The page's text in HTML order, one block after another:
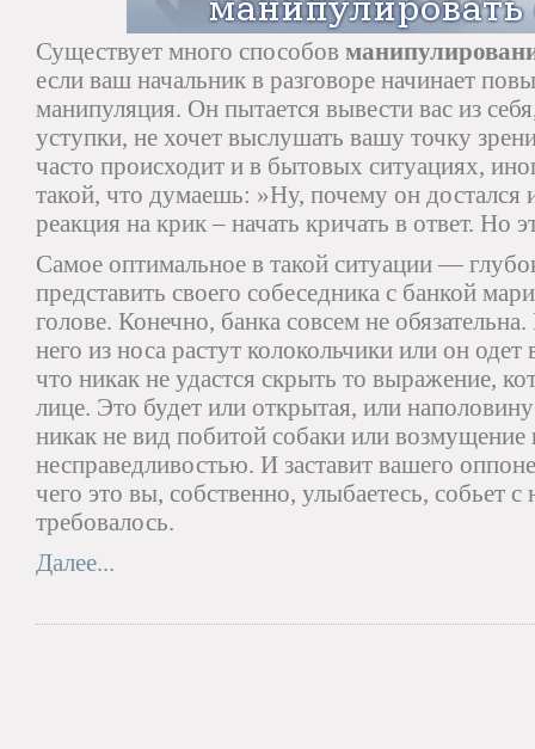
Существует много способов
если ваш начальник в разговоре начинает
манипуляция. Он пытается вывести вас из
уступки, не хочет выслушать вашу точку
часто происходит и в бытовых ситуациях,
такой, что думаешь: »Ну, почему он достался
реакция на крик – начать кричать в ответ. Но
Самое оптимальное в такой ситуации —
представить своего собеседника с банкой
голове. Конечно, банка совсем не
него из носа растут колокольчики или он
что никак не удастся скрыть то выражение,
лице. Это будет или открытая, или
никак не вид побитой собаки или возмущение
несправедливостью. И заставит вашего
чего это вы, собственно, улыбаетесь, собьет
требовалось.
Далее...